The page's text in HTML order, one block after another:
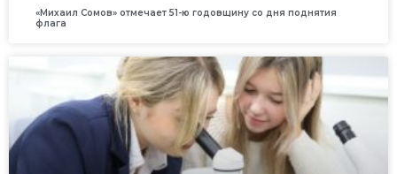
«Михаил Сомов» отмечает 51-ю годовщину со дня поднятия
флага